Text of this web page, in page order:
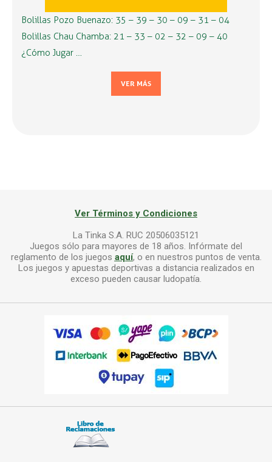
Bolillas Pozo Buenazo: 35 – 39 – 30 – 09 – 31 – 04
Bolillas Chau Chamba: 21 – 33 – 02 – 32 – 09 – 40
¿Cómo Jugar …
VER MÁS
Ver Términos y Condiciones
La Tinka S.A. RUC 20506035121
Juegos sólo para mayores de 18 años. Infórmate del
reglamento de los juegos aquí, o en nuestros puntos de venta.
Los juegos y apuestas deportivas a distancia realizados en
exceso pueden causar ludopatía.